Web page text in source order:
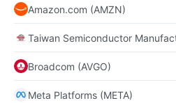
Amazon.com (AMZN)
Taiwan Semiconductor
Broadcom (AVGO)
Meta Platforms (META)